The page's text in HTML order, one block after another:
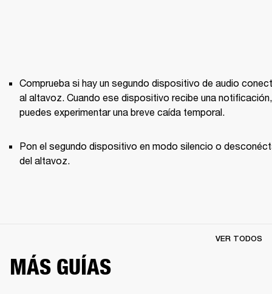
Comprueba si hay un segundo dispositivo de audio
al altavoz. Cuando ese dispositivo recibe una notificación,
puedes experimentar una breve caída temporal.
Pon el segundo dispositivo en modo silencio o
del altavoz.
MÁS GUÍAS
VER TODOS